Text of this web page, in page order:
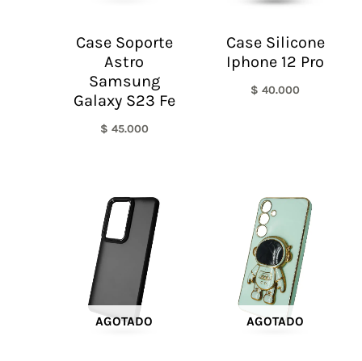
Case Soporte
Astro
Samsung
Galaxy S23 Fe
$ 45.000
Case Silicone
Iphone 12 Pro
$ 40.000
AGOTADO AGOTADO